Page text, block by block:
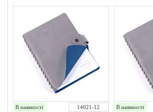
В наявності 14021-12 В наявності